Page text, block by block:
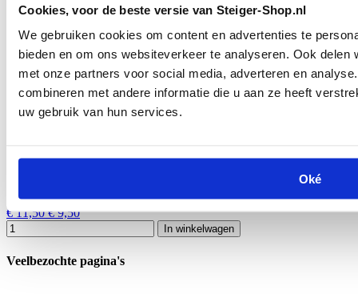
Cookies, voor de beste versie van Steiger-Shop.nl
We gebruiken cookies om content en advertenties te
bieden en om ons websiteverkeer te analyseren. Ook
met onze partners voor social media, adverteren en
combineren met andere informatie die u aan ze heeft
uw gebruik van hun services.
Oké
€ 24,14€ 19,95
In winkelwagen
Verboden toegang bord 300 x 150mm
€ 11,50€ 9,50
In winkelwagen
Veelbezochte pagina's